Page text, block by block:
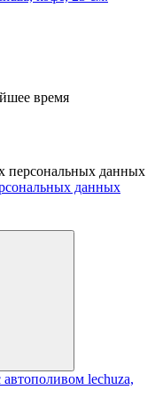
время
персональных данных
данных